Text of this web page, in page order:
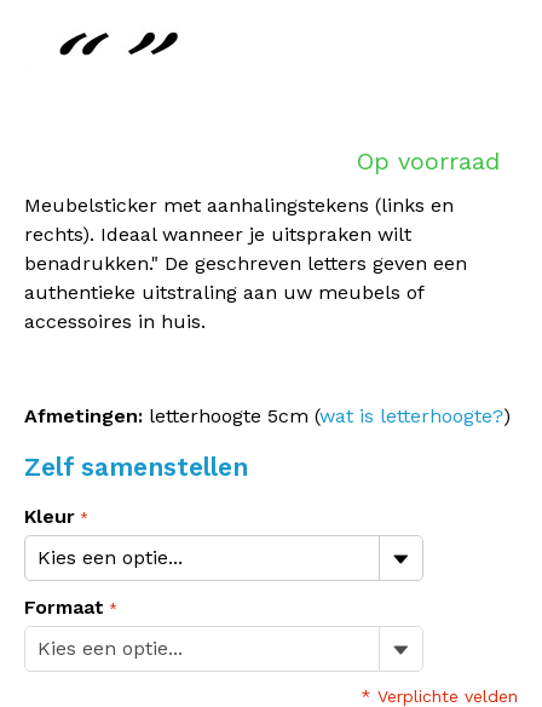
Op voorraad
Meubelsticker met aanhalingstekens (links en
rechts). Ideaal wanneer je uitspraken wilt
benadrukken." De geschreven letters geven een
authentieke uitstraling aan uw meubels of
accessoires in huis.
Afmetingen: letterhoogte 5cm (wat is letterhoogte?)
Zelf samenstellen
Kleur
Formaat
* Verplichte velden